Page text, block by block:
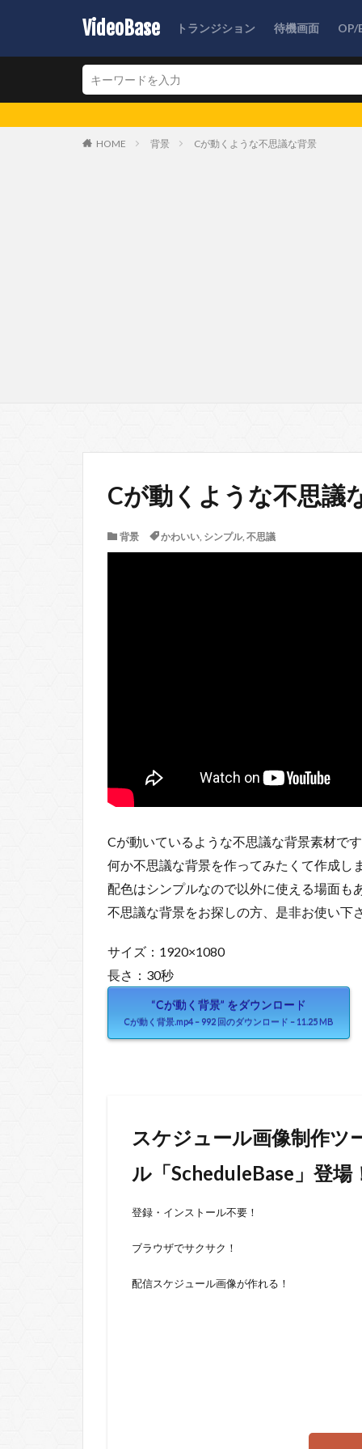
VideoBase トランジション 待機画面 OP/
HOME 背景 Cが動くような不思議な背景
Cが動くような不思議
背景 かわいい, シンプル, 不思議
Cが動いているような不思議な背景素材で
何か不思議な背景を作ってみたくて作成し
配色はシンプルなので以外に使える場面も
不思議な背景をお探しの方、是非お使い下
サイズ：1920×1080
長さ：30秒
“Cが動く背景” をダウンロード
Cが動く背景.mp4 – 992 回のダウンロード – 11.25 MB
スケジュール画像制作ツ
ル「ScheduleBase」登場
登録・インストール不要！
ブラウザでサクサク！
配信スケジュール画像が作れる！